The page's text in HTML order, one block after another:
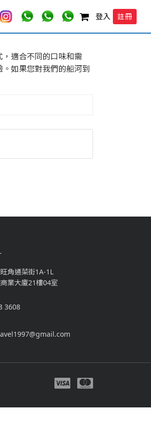
登入 註冊
適合不同的口味和需
如果您對我們的船河到
角通菜街1A-1L
業大廈21樓04室
3608